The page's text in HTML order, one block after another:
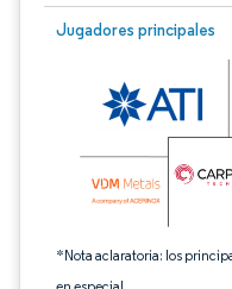
Jugadores principales
*Nota aclaratoria: los
Imagen © Mordor